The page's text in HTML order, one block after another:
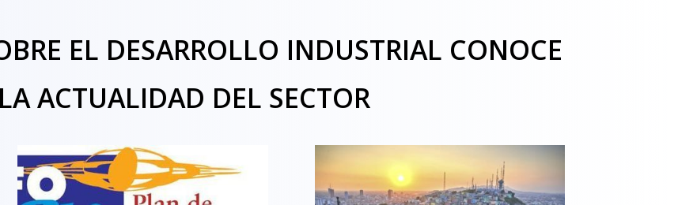
EL DESARROLLO INDUSTRIAL CONOCE
ACTUALIDAD DEL SECTOR